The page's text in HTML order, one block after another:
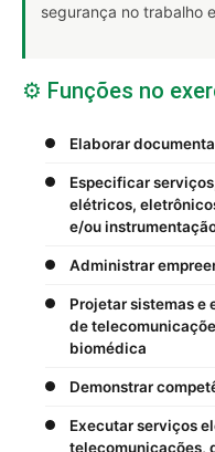
segurança no trabalho
⚙️ Funções no
Elaborar
Especificar
elétricos,
e/ou
Administrar
Projetar sistemas e
de
biomédica
Demonstrar
Executar serviços
telecomunicações,